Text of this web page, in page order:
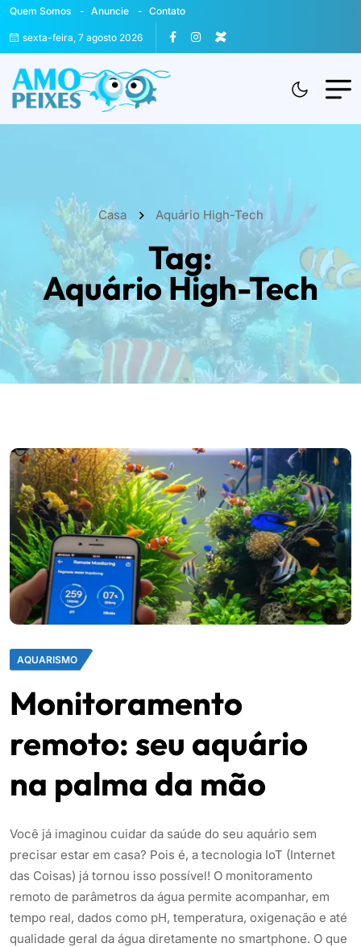
Quem Somos Anuncie Contato
sexta-feira, 7 agosto 2026
Casa Aquário High-Tech
Tag:
Aquário High-Tech
AQUARISMO
Monitoramento
remoto: seu aquário
na palma da mão
Você já imaginou cuidar da saúde do seu aquário sem
precisar estar em casa? Pois é, a tecnologia IoT (Internet
das Coisas) já tornou isso possível! O monitoramento
remoto de parâmetros da água permite acompanhar, em
tempo real, dados como pH, temperatura, oxigenação e até
qualidade geral da água diretamente no smartphone. O que